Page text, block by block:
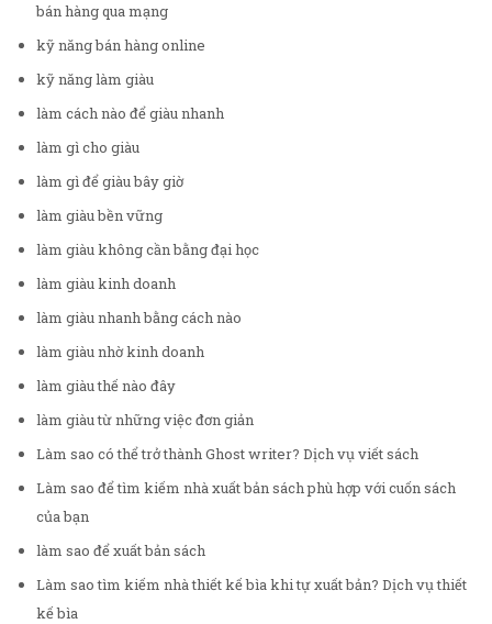
bán hàng qua mạng
kỹ năng bán hàng online
kỹ năng làm giàu
làm cách nào để giàu nhanh
làm gì cho giàu
làm gì để giàu bây giờ
làm giàu bền vững
làm giàu không cần bằng đại học
làm giàu kinh doanh
làm giàu nhanh bằng cách nào
làm giàu nhờ kinh doanh
làm giàu thế nào đây
làm giàu từ những việc đơn giản
Làm sao có thể trở thành Ghost writer? Dịch vụ viết sách
Làm sao để tìm kiếm nhà xuất bản sách phù hợp với cuốn sách
của bạn
làm sao để xuất bản sách
Làm sao tìm kiếm nhà thiết kế bìa khi tự xuất bản? Dịch vụ thiết
kế bìa